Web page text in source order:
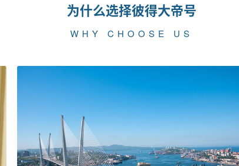
为什么选择彼得大帝号
WHY CHOOSE US